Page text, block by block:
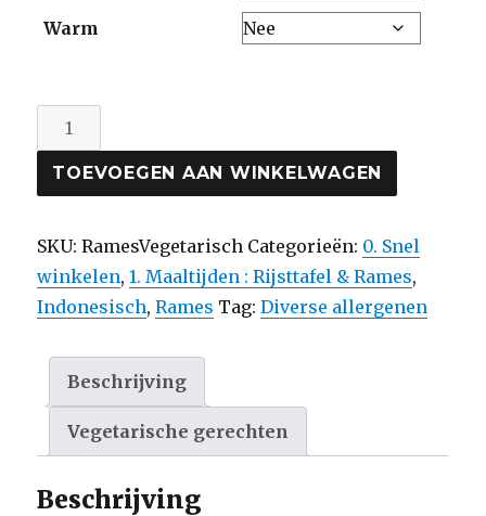
Warm
Rames
Vegetarisch
met
gerechten
aantal
TOEVOEGEN AAN WINKELWAGEN
SKU:RamesVegetarisch Categorieën: 0. Snel
winkelen,1. Maaltijden : Rijsttafel & Rames,
Indonesisch,Rames Tag:Diverse allergenen
Beschrijving
Vegetarische gerechten
Beschrijving